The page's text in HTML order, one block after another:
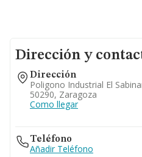
Dirección y
Dirección
Poligono Industrial El
50290, Zaragoza
Como llegar
Teléfono
Añadir Teléfono